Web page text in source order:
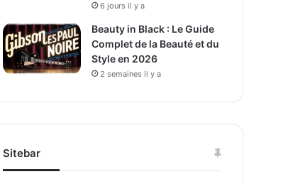
6 jours il y a
Beauty in Black : Le Guide
Complet de la Beauté et du
Style en 2026
2 semaines il y a
Sitebar